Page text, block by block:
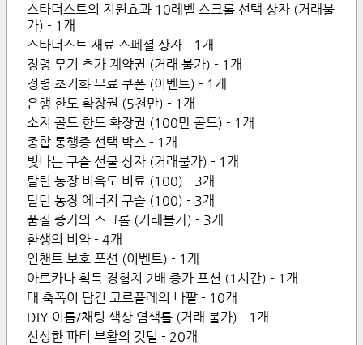
스타더스트의 지원효과 10레벨 스크롤 선택 상자 (거래불
가) - 1개
스타더스트 재료 스페셜 상자 - 1개
정령 무기 추가 계약권 (거래 불가) - 1개
정령 초기화 무료 쿠폰 (이벤트) - 1개
은행 한도 확장권 (5천만) - 1개
소지 골드 한도 확장권 (100만 골드) - 1개
종합 통행증 선택 박스 - 1개
빛나는 구슬 선물 상자 (거래불가) - 1개
탈틴 농장 비옥도 비료 (100) - 3개
탈틴 농장 에너지 구슬 (100) - 3개
품질 증가의 스크롤 (거래불가) - 3개
환생의 비약 - 4개
인챈트 보호 포션 (이벤트) - 1개
아르카나 획득 경험치 2배 증가 포션 (1시간) - 1개
대 축폭이 담긴 코르플레의 나팔 - 10개
DIY 이름/채팅 색상 염색틀 (거래 불가) - 1개
신성한 파티 부활의 깃털 - 20개